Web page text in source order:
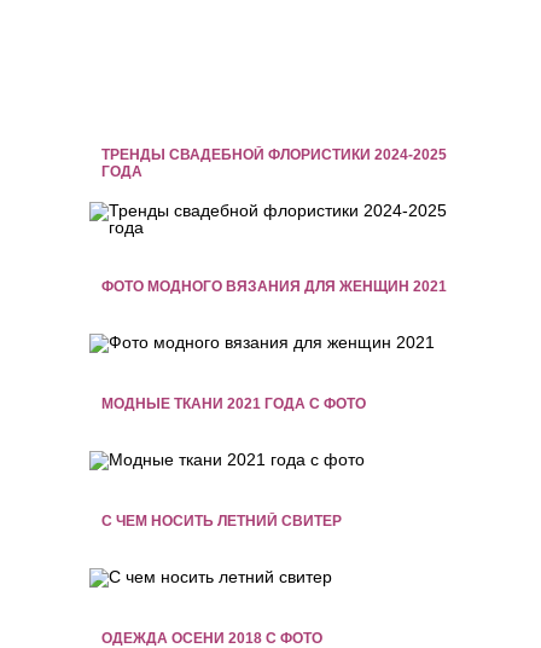
ТРЕНДЫ СВАДЕБНОЙ ФЛОРИСТИКИ 2024-2025
ГОДА
ФОТО МОДНОГО ВЯЗАНИЯ ДЛЯ ЖЕНЩИН 2021
МОДНЫЕ ТКАНИ 2021 ГОДА С ФОТО
С ЧЕМ НОСИТЬ ЛЕТНИЙ СВИТЕР
ОДЕЖДА ОСЕНИ 2018 С ФОТО